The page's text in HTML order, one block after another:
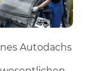
Autodachs